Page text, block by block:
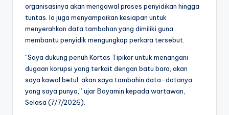
organisasinya akan mengawal proses penyidikan hingga
tuntas. Ia juga menyampaikan kesiapan untuk
menyerahkan data tambahan yang dimiliki guna
membantu penyidik mengungkap perkara tersebut.
“Saya dukung penuh Kortas Tipikor untuk menangani
dugaan korupsi yang terkait dengan batu bara, akan
saya kawal betul, akan saya tambahin data-datanya
yang saya punya,” ujar Boyamin kepada wartawan,
Selasa (7/7/2026).